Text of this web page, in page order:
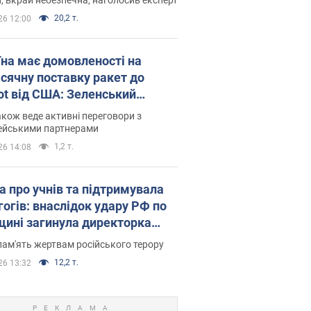
12:00 20,2 т.
має домовленості на
поставку ракет до
від США: Зеленський
подробиці
веде активні переговори з
партнерами
14:08 1,2 т.
про учнів та підтримувала
внаслідок удару РФ по
загинула директорка
ліцею, її чоловік та онук
жертвам російського терору
13:32 12,2 т.